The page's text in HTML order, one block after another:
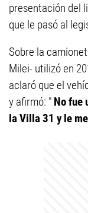
presentación del
que le pasó al
Sobre la
Milei- utilizó en
aclaró que el
y afirmó: " No fue
la Villa 31 y le